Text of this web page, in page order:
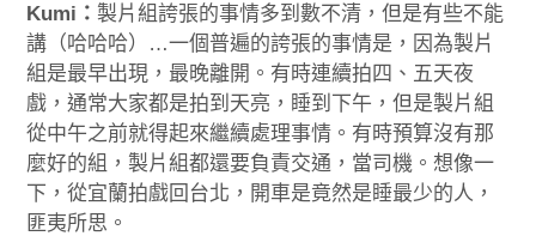
Kumi： 製片組誇張的事情多到數不清，但是有些不能
講（哈哈哈）…一個普遍的誇張的事情是，因為製片
組是最早出現，最晚離開。有時連續拍四、五天夜
戲，通常大家都是拍到天亮，睡到下午，但是製片組
從中午之前就得起來繼續處理事情。有時預算沒有那
麼好的組，製片組都還要負責交通，當司機。想像一
下，從宜蘭拍戲回台北，開車是竟然是睡最少的人，
匪夷所思。